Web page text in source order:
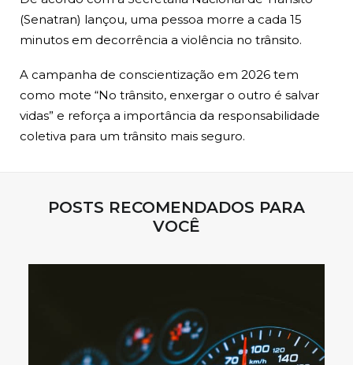
(Senatran) lançou, uma pessoa morre a cada 15
minutos em decorrência a violência no trânsito.
A campanha de conscientização em 2026 tem
como mote “No trânsito, enxergar o outro é salvar
vidas” e reforça a importância da responsabilidade
coletiva para um trânsito mais seguro.
POSTS RECOMENDADOS PARA
VOCÊ